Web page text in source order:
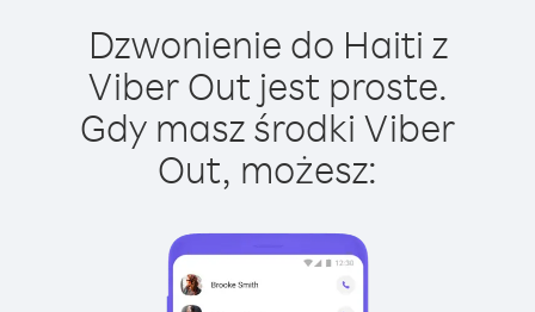
Dzwonienie do Haiti z
Viber Out jest proste.
Gdy masz środki Viber
Out, możesz: